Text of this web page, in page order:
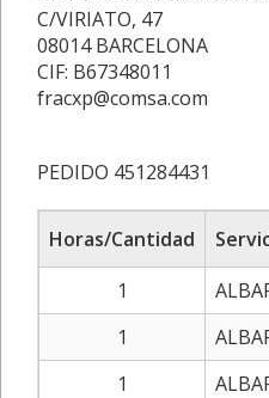
C/VIRIATO, 47
08014 BARCELONA
CIF: B67348011
fracxp@comsa.com
PEDIDO 451284431
Horas/Cantidad
1
1
1